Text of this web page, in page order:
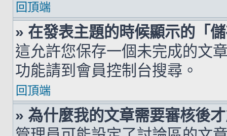
回頂端
» 在發表主題的時候顯示的「
這允許您保存一個未完成的文
功能請到會員控制台搜尋。
回頂端
» 為什麼我的文章需要審核後